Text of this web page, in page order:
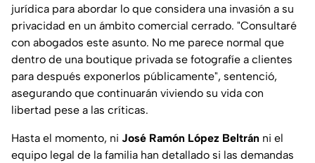
jurídica para abordar lo que considera una invasión a su
privacidad en un ámbito comercial cerrado. "Consultaré
con abogados este asunto. No me parece normal que
dentro de una boutique privada se fotografíe a clientes
para después exponerlos públicamente", sentenció,
asegurando que continuarán viviendo su vida con
libertad pese a las críticas.
Hasta el momento, ni José Ramón López Beltrán ni el
equipo legal de la familia han detallado si las demandas